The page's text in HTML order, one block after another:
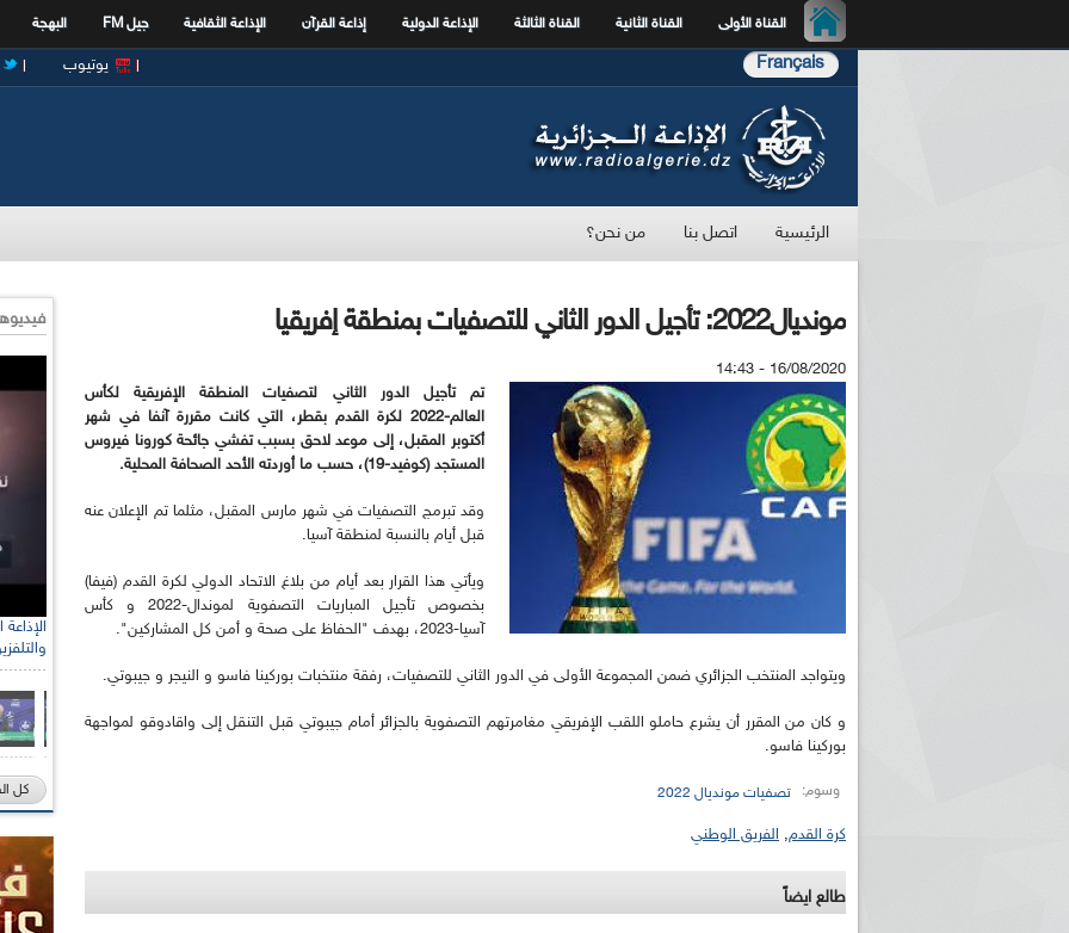
القناة الأولى القناة الثانية القناة الثالثة الإذاعة الدولية إذاعة القرآن الإذاعة الثقافية جيل FM البهجة
Français يوتيوب
الرئيسية اتصل بنا من نحن؟
مونديال2022: تأجيل الدور الثاني للتصفيات بمنطقة إفريقيا
16/08/2020 - 14:43
تم تأجيل الدور الثاني لتصفيات المنطقة الإفريقية لكأس
العالم-2022 لكرة القدم بقطر، التي كانت مقررة آنفا في شهر
أكتوبر المقبل، إلى موعد لاحق بسبب تفشي جائحة كورونا فيروس
المستجد (كوفيد-19)، حسب ما أوردته الأحد الصحافة المحلية.
وقد تبرمج التصفيات في شهر مارس المقبل، مثلما تم الإعلان عنه
قبل أيام بالنسبة لمنطقة آسيا.
ويأتي هذا القرار بعد أيام من بلاغ الاتحاد الدولي لكرة القدم (فيفا)
بخصوص تأجيل المباريات التصفوية لموندال-2022 و كأس
آسيا-2023، بهدف "الحفاظ على صحة و أمن كل المشاركين".
ويتواجد المنتخب الجزائري ضمن المجموعة الأولى في الدور الثاني للتصفيات، رفقة منتخبات بوركينا فاسو و النيجر و جيبوتي.
و كان من المقرر أن يشرع حاملو اللقب الإفريقي مغامرتهم التصفوية بالجزائر أمام جيبوتي قبل التنقل إلى واقادوقو لمواجهة
بوركينا فاسو.
وسوم: تصفيات مونديال 2022
كرة القدم, الفريق الوطني
طالع ايضاً
كل